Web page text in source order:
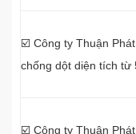
☑️ Công ty Thuận
chống dột diện tích từ
☑️ Công ty Thuận